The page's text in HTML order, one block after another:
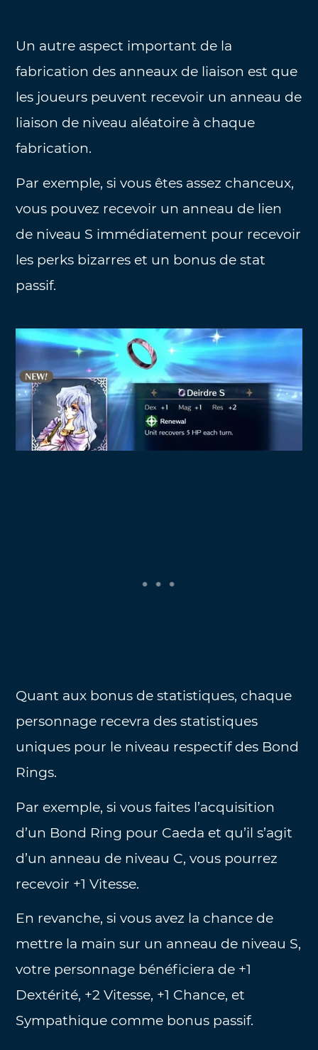
Un autre aspect important de la
fabrication des anneaux de liaison est que
les joueurs peuvent recevoir un anneau de
liaison de niveau aléatoire à chaque
fabrication.
Par exemple, si vous êtes assez chanceux,
vous pouvez recevoir un anneau de lien
de niveau S immédiatement pour recevoir
les perks bizarres et un bonus de stat
passif.
Quant aux bonus de statistiques, chaque
personnage recevra des statistiques
uniques pour le niveau respectif des Bond
Rings.
Par exemple, si vous faites l’acquisition
d’un Bond Ring pour Caeda et qu’il s’agit
d’un anneau de niveau C, vous pourrez
recevoir +1 Vitesse.
En revanche, si vous avez la chance de
mettre la main sur un anneau de niveau S,
votre personnage bénéficiera de +1
Dextérité, +2 Vitesse, +1 Chance, et
Sympathique comme bonus passif.